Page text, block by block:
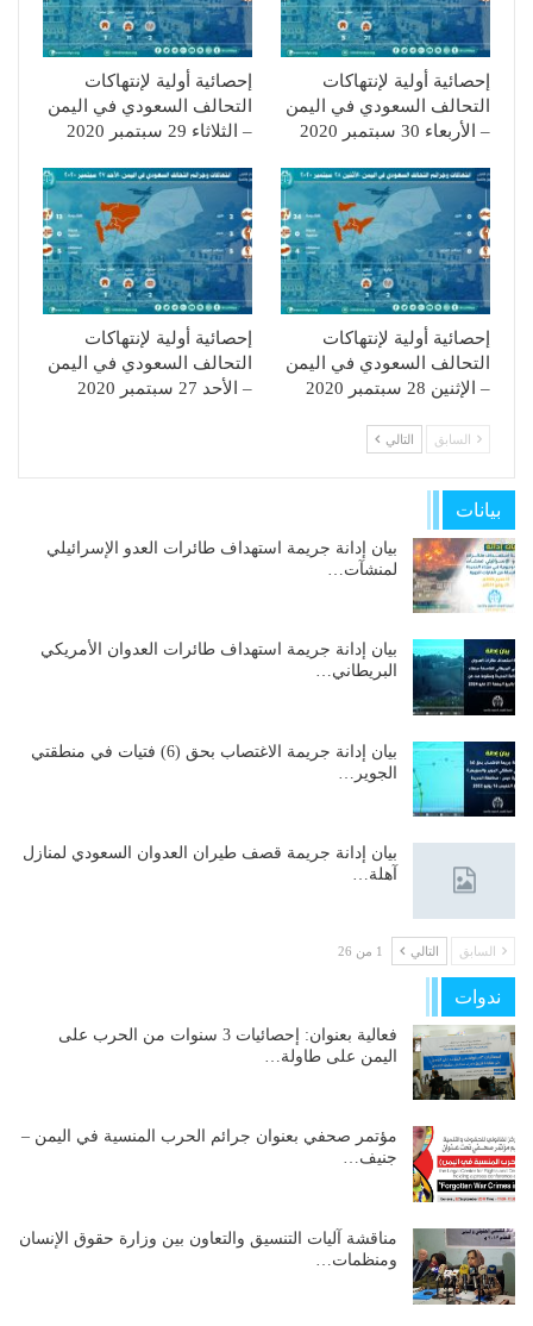
إحصائية أولية لإنتهاكات
التحالف السعودي في اليمن
– الأربعاء 30 سبتمبر 2020
إحصائية أولية لإنتهاكات
التحالف السعودي في اليمن
– الثلاثاء 29 سبتمبر 2020
إحصائية أولية لإنتهاكات
التحالف السعودي في اليمن
– الإثنين 28 سبتمبر 2020
إحصائية أولية لإنتهاكات
التحالف السعودي في اليمن
– الأحد 27 سبتمبر 2020
السابق التالي
بيانات
بيان إدانة جريمة استهداف طائرات العدو الإسرائيلي
لمنشآت…
بيان إدانة جريمة استهداف طائرات العدوان الأمريكي
البريطاني…
بيان إدانة جريمة الاغتصاب بحق (6) فتيات في منطقتي
الجوير…
بيان إدانة جريمة قصف طيران العدوان السعودي لمنازل
آهلة…
السابق التالي 1 من 26
ندوات
فعالية بعنوان: إحصائيات 3 سنوات من الحرب على
اليمن على طاولة…
مؤتمر صحفي بعنوان جرائم الحرب المنسية في اليمن –
جنيف…
مناقشة آليات التنسيق والتعاون بين وزارة حقوق الإنسان
ومنظمات…